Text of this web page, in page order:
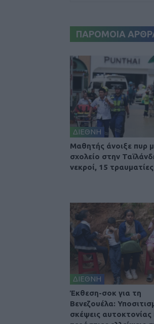
ΠΑΡΟΜΟΙΑ
ΔΙΕΘΝΗ
Μαθητής άνοιξε πυρ
σχολείο στην
νεκροί, 15 τραυματίες
ΔΙΕΘΝΗ
Έκθεση-σοκ για τη
Βενεζουέλα:
σκέψεις αυτοκτονίας